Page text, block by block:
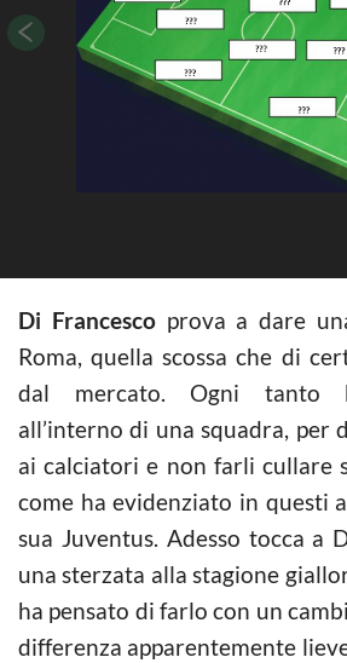
Di Francescoprova a dare
Roma, quella scossa che di
dal mercato. Ogni tanto
all’interno di una squadra, per
ai calciatori e non farli cullare
come ha evidenziato in questi
sua Juventus. Adesso tocca a
una sterzata alla stagione
ha pensato di farlo con un
differenza apparentemente